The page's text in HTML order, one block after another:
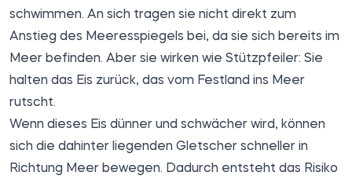
schwimmen. An sich tragen sie nicht direkt zum
Anstieg des Meeresspiegels bei, da sie sich bereits im
Meer befinden. Aber sie wirken wie Stützpfeiler: Sie
halten das Eis zurück, das vom Festland ins Meer
rutscht.
Wenn dieses Eis dünner und schwächer wird, können
sich die dahinter liegenden Gletscher schneller in
Richtung Meer bewegen. Dadurch entsteht das Risiko